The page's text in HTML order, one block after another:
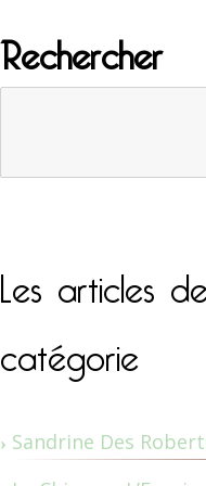
Rechercher
Les articles
catégorie
Sandrine Des